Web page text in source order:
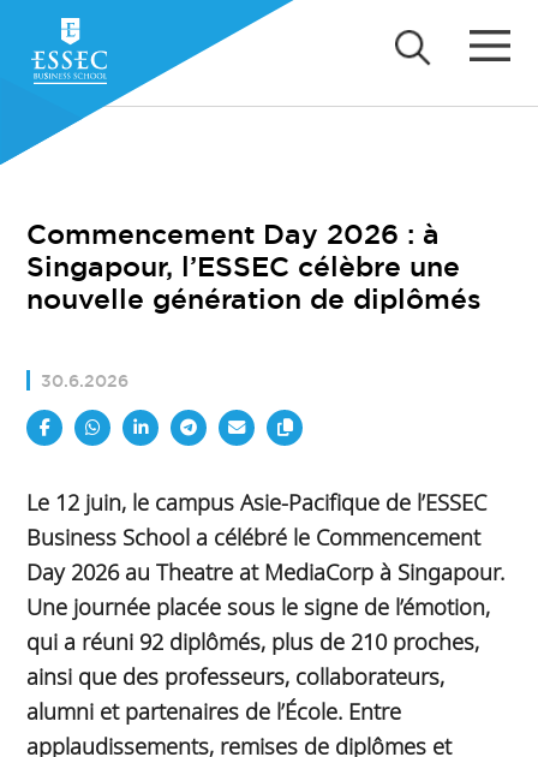
Commencement Day 2026 : à
Singapour, l’ESSEC célèbre une
nouvelle génération de diplômés
30.6.2026
Le 12 juin, le campus Asie-Pacifique de l’ESSEC
Business School a célébré le Commencement
Day 2026 au Theatre at MediaCorp à Singapour.
Une journée placée sous le signe de l’émotion,
qui a réuni 92 diplômés, plus de 210 proches,
ainsi que des professeurs, collaborateurs,
alumni et partenaires de l’École. Entre
applaudissements, remises de diplômes et